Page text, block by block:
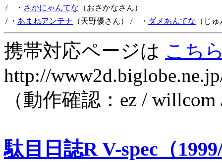
/ ・ さかにゃんてな （おさかなさん）
/ ・ あまねアンテナ （天野優さん） / ・ ダメあんてな （じ
携帯対応ページは こち
http://
（動作確認：ez /
駄目日誌R V-spec（